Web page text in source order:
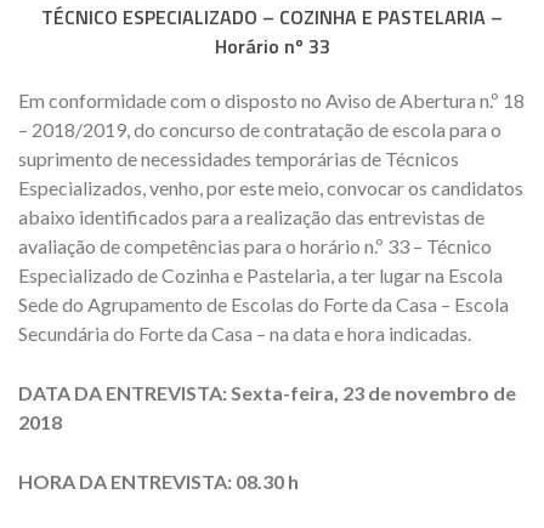
TÉCNICO ESPECIALIZADO – COZINHA E PASTELARIA –
Horário nº 33
Em conformidade com o disposto no Aviso de Abertura n.º 18
– 2018/2019, do concurso de contratação de escola para o
suprimento de necessidades temporárias de Técnicos
Especializados, venho, por este meio, convocar os candidatos
abaixo identificados para a realização das entrevistas de
avaliação de competências para o horário n.º 33 – Técnico
Especializado de Cozinha e Pastelaria, a ter lugar na Escola
Sede do Agrupamento de Escolas do Forte da Casa – Escola
Secundária do Forte da Casa – na data e hora indicadas.
DATA DA ENTREVISTA: Sexta-feira, 23 de novembro de
2018
HORA DA ENTREVISTA: 08.30 h